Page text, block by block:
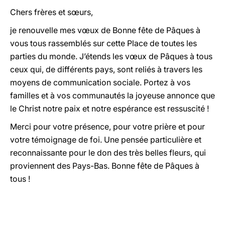
Chers frères et sœurs,
je renouvelle mes vœux de Bonne fête de Pâques à
vous tous rassemblés sur cette Place de toutes les
parties du monde. J’étends les vœux de Pâques à tous
ceux qui, de différents pays, sont reliés à travers les
moyens de communication sociale. Portez à vos
familles et à vos communautés la joyeuse annonce que
le Christ notre paix et notre espérance est ressuscité !
Merci pour votre présence, pour votre prière et pour
votre témoignage de foi. Une pensée particulière et
reconnaissante pour le don des très belles fleurs, qui
proviennent des Pays-Bas. Bonne fête de Pâques à
tous !